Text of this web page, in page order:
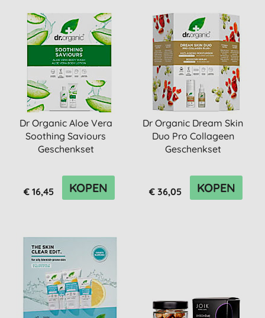
Dr Organic Aloe Vera
Soothing Saviours
Geschenkset
€ 16,45 KOPEN
Dr Organic Dream Skin
Duo Pro Collageen
Geschenkset
€ 36,05 KOPEN